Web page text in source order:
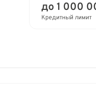
до 1 000
Кредитный лимит